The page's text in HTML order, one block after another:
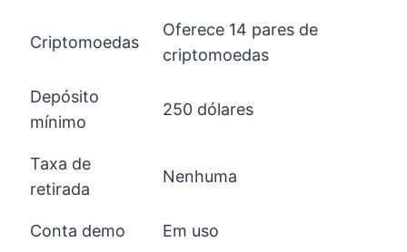
Criptomoedas
Oferece 14 pares de
criptomoedas
Depósito
mínimo
250 dólares
Taxa de
retirada
Nenhuma
Conta demo Em uso